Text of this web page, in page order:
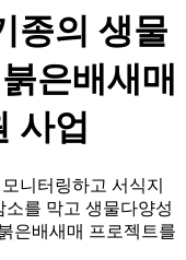
종의 생물
은배새매
사업
니터링하고 서식지
를 막고 생물다양성
은배새매 프로젝트를